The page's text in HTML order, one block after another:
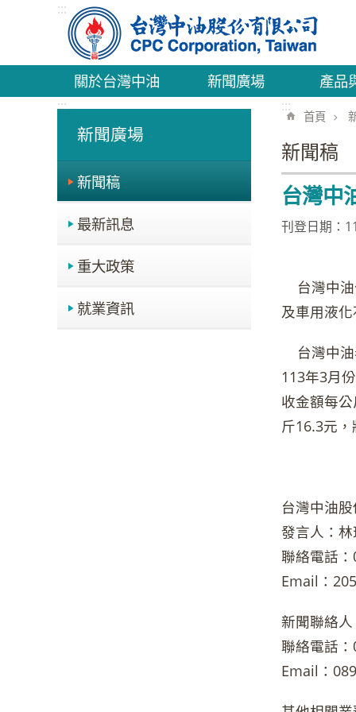
跳到主要內容區塊
:::
關於台灣中油 新聞廣場 產品
:::
新聞廣場
新聞稿
最新訊息
重大政策
就業資訊
:::
首頁
新聞稿
台灣中
刊登日期：
台灣中油
及車用液
台灣中油
113年3月
收金額每
斤16.3元
台灣中油
發言人：
聯絡電話
Email：
新聞聯絡
聯絡電話
Email：